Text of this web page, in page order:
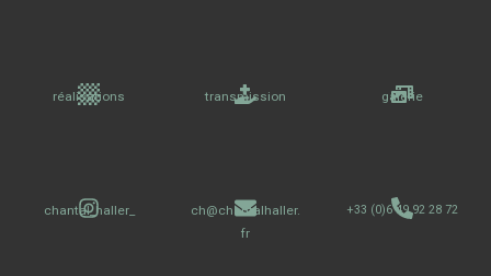
réalisations transmission galerie
chantal_haller_
ch@chantalhaller.
fr
+33 (0)6 49 92 28 72